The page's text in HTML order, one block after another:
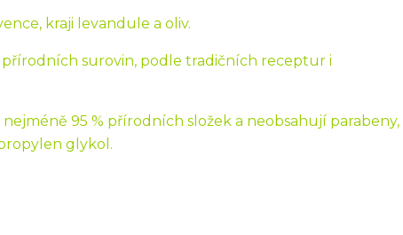
kraji levandule a oliv.
surovin, podle tradičních receptur i
95 % přírodních složek a neobsahují parabeny,
glykol.